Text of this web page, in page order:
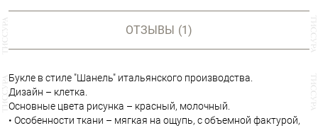
ОТЗЫВЫ (1)
Букле в стиле "Шанель" итальянского производства.
Дизайн – клетка.
Основные цвета рисунка – красный, молочный.
• Особенности ткани – мягкая на ощупь, с объемной фактурой,